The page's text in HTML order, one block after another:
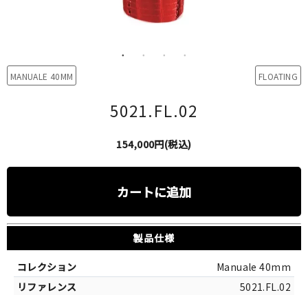
MANUALE 40MM FLOATING
5021.FL.02
154,000円(税込)
カートに追加
製品仕様
Manuale 40mm
5021.FL.02